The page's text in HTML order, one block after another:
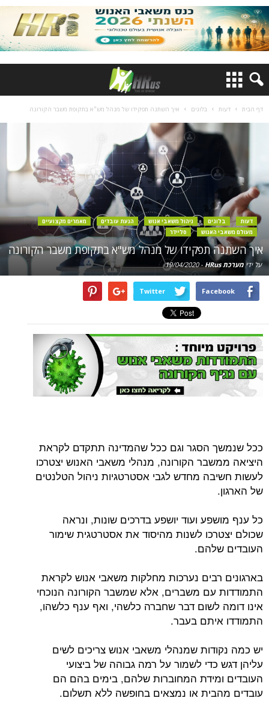
דף הבית דעות בלוגים איך השתנה תפקידו של מנהל מש"א בתקופת משבר הקורונה
דעות בלוגים ניהול משאבי אנוש הנעת עובדים
מאמרים מקצועיים
מעולם משאבי האנוש
סליידר
איך השתנה תפקידו של מנהל מש"א בתקופת משבר הקורונה
על ידימערכת HRus -
19/04/2020
Facebook
Twitter
ככל שנמשך הסגר וגם ככל שהמדינה תתקדם לקראת
היציאה ממשבר הקורונה, מנהלי משאבי האנוש יצטרכו
לעשות חשיבה מחדש לגבי אסטרטגיות ניהול הטלנטים
של הארגון.
כל ענף מושפע ועוד יושפע בדרכים שונות, ונראה
שכולם יצטרכו לשנות מהיסוד את אסטרטגית שימור
העובדים שלהם.
בארגונים רבים נערכות מחלקות משאבי אנוש לקראת
התמודדות עם משברים, אלא שמשבר הקורונה הנוכחי
אינו דומה לשום דבר שחברה כלשהי, ואף ענף כלשהו,
התמודדו איתם בעבר.
יש כמה נקודות שמנהלי משאבי אנוש צריכים לשים
עליהן דגש כדי לשמור על רמה גבוהה של ביצועי
העובדים ומידת המחוברות שלהם, בימים בהם הם
עובדים מהבית או נמצאים בחופשה ללא תשלום.